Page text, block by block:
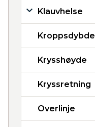
Klauvhelse
Kroppsdybde
Krysshøyde
Kryssretning
Overlinje